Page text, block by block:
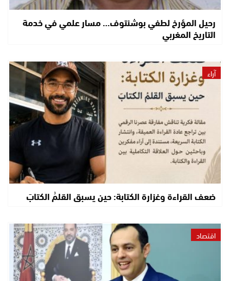
رحيل المؤرخ لطفي بوشنتوف… مسار علمي في خدمة
التاريخ المغربي
آراء
ضعف القراءة وغزارة الكتابة: حين يسبق القلمُ الكتابَ
اقتصاد